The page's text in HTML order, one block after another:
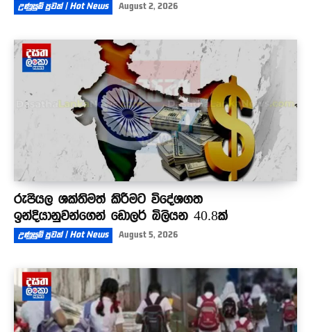
උණුසුම් පුවත් | Hot News August 2, 2026
රුපියල ශක්තිමත් කිරීමට විදේශගත
ඉන්දියානුවන්ගෙන් ඩොලර් බිලියන 40.8ක්
උණුසුම් පුවත් | Hot News August 5, 2026